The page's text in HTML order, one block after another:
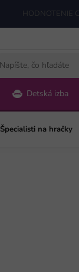
HODNOTENIE
Detská izba
Špecialisti na hračky